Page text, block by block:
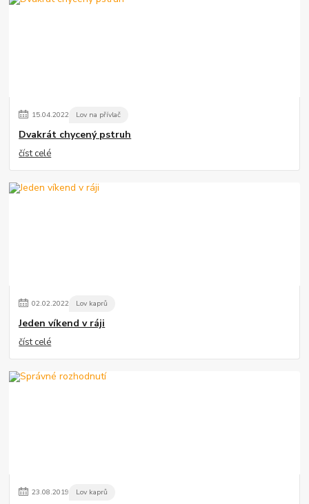
15.04.2022 Lov na přívlač
Dvakrát chycený pstruh
číst celé
02.02.2022 Lov kaprů
Jeden víkend v ráji
číst celé
23.08.2019 Lov kaprů